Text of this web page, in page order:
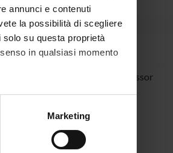
annunci e contenuti
la possibilità di scegliere
su questa proprietà
in qualsiasi momento
metro,Marketing
Full Professor